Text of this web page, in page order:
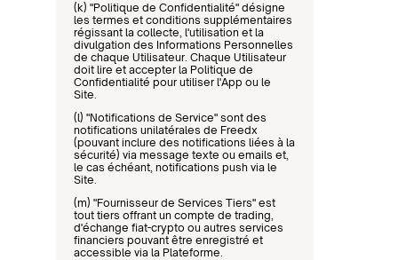
(k) "Politique de Confidentialité" désigne
les termes et conditions supplémentaires
régissant la collecte, l'utilisation et la
divulgation des Informations Personnelles
de chaque Utilisateur. Chaque Utilisateur
doit lire et accepter la Politique de
Confidentialité pour utiliser l'App ou le
Site.
(l) "Notifications de Service" sont des
notifications unilatérales de Freedx
(pouvant inclure des notifications liées à la
sécurité) via message texte ou emails et,
le cas échéant, notifications push via le
Site.
(m) "Fournisseur de Services Tiers" est
tout tiers offrant un compte de trading,
d'échange fiat-crypto ou autres services
financiers pouvant être enregistré et
accessible via la Plateforme.